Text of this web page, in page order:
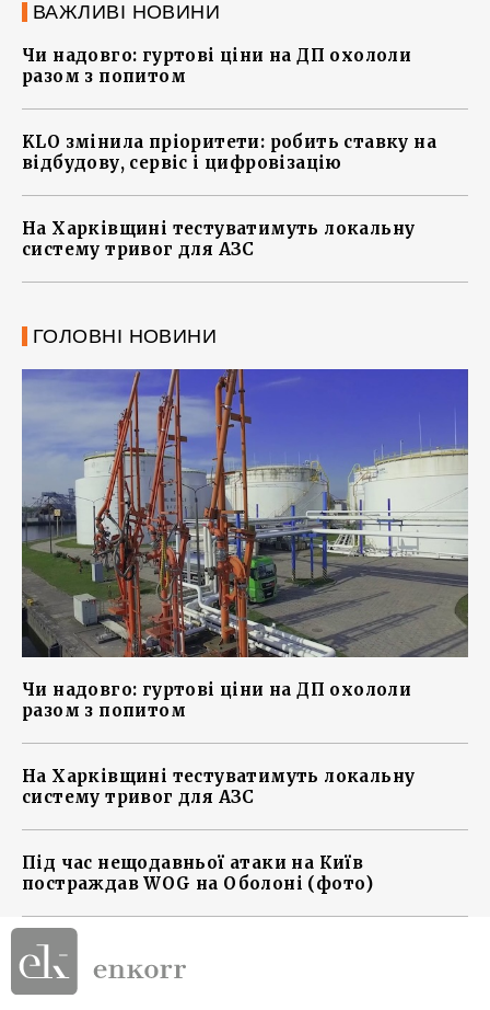
ВАЖЛИВІ НОВИНИ
Чи надовго: гуртові ціни на ДП охололи
разом з попитом
KLO змінила пріоритети: робить ставку на
відбудову, сервіс і цифровізацію
На Харківщині тестуватимуть локальну
систему тривог для АЗС
ГОЛОВНІ НОВИНИ
Чи надовго: гуртові ціни на ДП охололи
разом з попитом
На Харківщині тестуватимуть локальну
систему тривог для АЗС
Під час нещодавньої атаки на Київ
постраждав WOG на Оболоні (фото)